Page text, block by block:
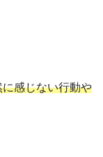
感じない行動や